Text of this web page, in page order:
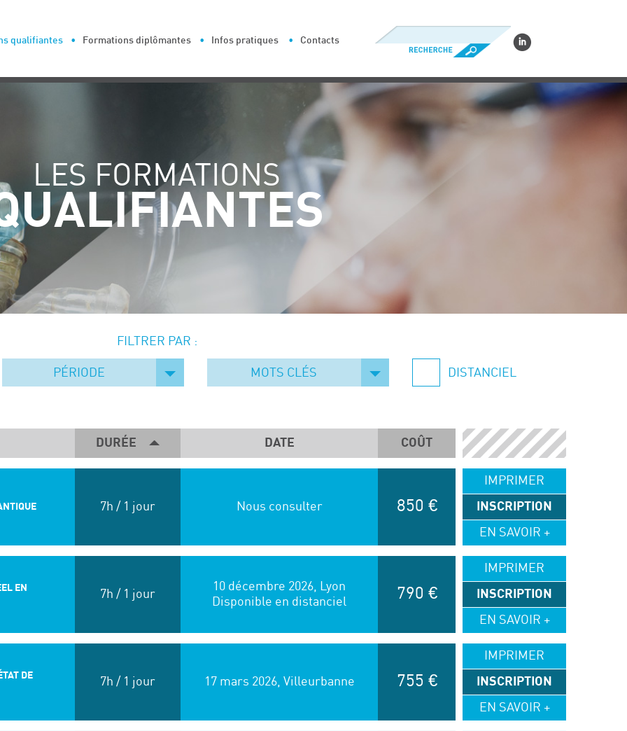
qualifiantes Formations diplômantes Infos pratiques Contacts
LES FORMATIONS
FILTRER PAR :
PÉRIODE MOTS CLÉS DISTANCIEL
DURÉE DATE COÛT
7h / 1 jour Nous consulter 850 €
IMPRIMER
INSCRIPTION
EN SAVOIR +
EN
7h / 1 jour
10 décembre 2026, Lyon
Disponible en distanciel
790 €
IMPRIMER
INSCRIPTION
EN SAVOIR +
DE
7h / 1 jour 17 mars 2026, Villeurbanne 755 €
IMPRIMER
INSCRIPTION
EN SAVOIR +